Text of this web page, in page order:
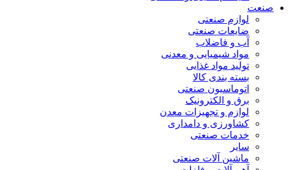
صنعت
لوازم صنعتی
ضایعات صنعتی
آب و فاضلاب
مواد شیمیایی و معدنی
تولید مواد غذایی
بسته بندی کالا
اتوماسیون صنعتی
برق و الکترونیک
لوازم و تجهیزات معدن
کشاورزی و دامداری
خدمات صنعتی
سایر
ماشین آلات صنعتی